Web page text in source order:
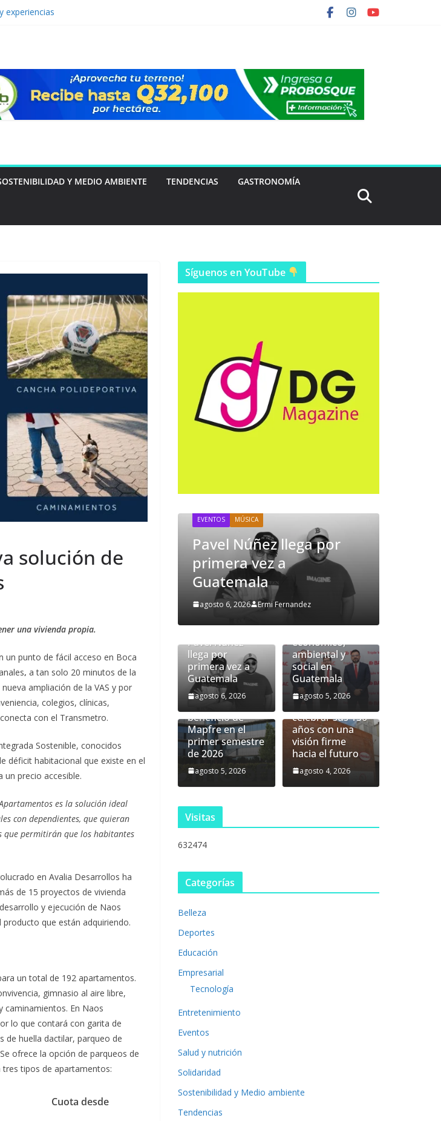
experiencias
al beneficio de
con una visión
Y MEDIO AMBIENTE TENDENCIAS GASTRONOMÍA
solución de
una vivienda propia.
un punto de fácil acceso en Boca
, a tan solo 20 minutos de la
ampliación de la VAS y por
colegios, clínicas,
con el Transmetro.
Sostenible, conocidos
déficit habitacional que existe en el
un precio accesible.
es la solución ideal
con dependientes, que quieran
que permitirán que los habitantes
en Avalia Desarrollos ha
de 15 proyectos de vivienda
y ejecución de Naos
que están adquiriendo.
un total de 192 apartamentos.
gimnasio al aire libre,
caminamientos. En Naos
lo que contará con garita de
huella dactilar, parqueo de
ofrece la opción de parqueos de
tipos de apartamentos:
Cuota desde
Síguenos en YouTube
primera vez a
resultados 2025 y
amplía su impacto
económico, ambiental y
social en Guatemala
agosto 5, 2026 Ermi Fernandez
Pavel Núñez
llega por
primera vez a
Guatemala
agosto 6, 2026
BAC presenta
sus resultados
económico,
ambiental y
social en
Guatemala
agosto 5, 2026
Latinoamérica
aporta 218
millones de
euros al
beneficio de
Mapfre en el
primer semestre
de 2026
agosto 5, 2026
Henkel se
prepara para
celebrar sus 150
años con una
visión firme
hacia el futuro
agosto 4, 2026
Visitas
632474
Categorías
Belleza
Deportes
Educación
Empresarial
Tecnología
Entretenimiento
Eventos
Salud y nutrición
Solidaridad
Sostenibilidad y Medio ambiente
Tendencias